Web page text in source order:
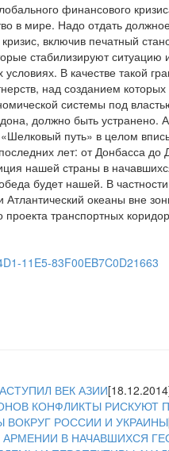
финансового
в мире. Надо отдать
включив печатный
стабилизируют
В качестве такой
над созданием
системы под
должно быть устранено.
путь» в целом
лет: от Донбасса
нашей страны в
будет нашей. В
океаны вне
транспортных
11E5-83F00EB7C0D21663
ВЕК АЗИИ
КОНФЛИКТЫ РИСКУЮТ
РОССИИ И УКРАИНЫ
В НАЧАВШИХСЯ